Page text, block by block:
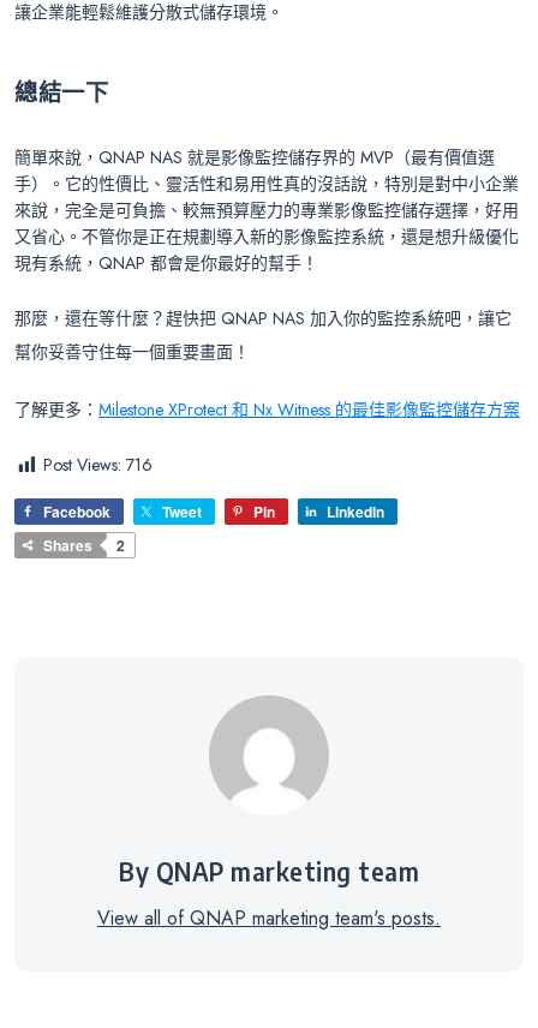
讓企業能輕鬆維護分散式儲存環境。
總結一下
簡單來說，QNAP NAS 就是影像監控儲存界的 MVP（最有價值選
手）。它的性價比、靈活性和易用性真的沒話說，特別是對中小企業
來說，完全是可負擔、較無預算壓力的專業影像監控儲存選擇，好用
又省心。不管你是正在規劃導入新的影像監控系統，還是想升級優化
現有系統，QNAP 都會是你最好的幫手！
那麼，還在等什麼？趕快把 QNAP NAS 加入你的監控系統吧，讓它
幫你妥善守住每一個重要畫面！
了解更多： Milestone XProtect 和 Nx Witness 的最佳影像監控儲存方案
Post Views: 716
Facebook Tweet Pin
LinkedIn
Shares
2
By QNAP marketing team
View all of QNAP marketing team's posts.